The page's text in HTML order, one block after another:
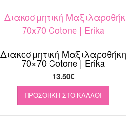
Διακοσμητική Μαξιλαροθήκη
70×70 Cotone | Erika
13.50€
ΠΡΟΣΘΉΚΗ ΣΤΟ ΚΑΛΆΘΙ